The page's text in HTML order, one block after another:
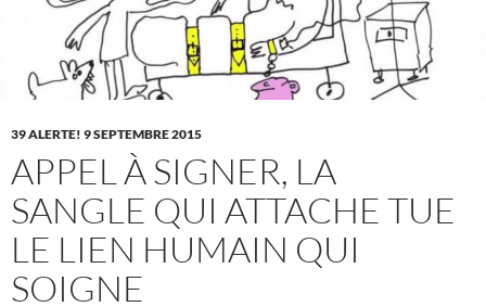
39 ALERTE! 9 SEPTEMBRE 2015
APPEL À SIGNER, LA
SANGLE QUI ATTACHE TUE
LE LIEN HUMAIN QUI
SOIGNE